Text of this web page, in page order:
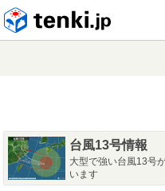
台風13号情報
大型で強い台風13号
います